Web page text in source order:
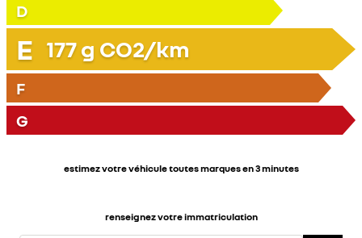
D
E 177g CO2/km
F
G
estimez votre véhicule toutes marques en 3 minutes
renseignez votre immatriculation